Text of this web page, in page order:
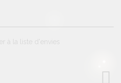
à la liste d'envies